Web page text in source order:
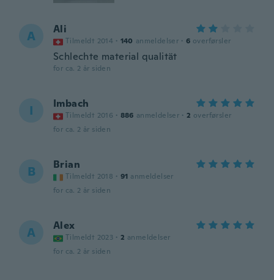
A Ali
Tilmeldt 2014 · 140 anmeldelser · 6 overførsler
Schlechte material qualität
for ca. 2 år siden
I Imbach
Tilmeldt 2016 · 886 anmeldelser · 2 overførsler
for ca. 2 år siden
B Brian
Tilmeldt 2018 · 91 anmeldelser
for ca. 2 år siden
A Alex
Tilmeldt 2023 · 2 anmeldelser
for ca. 2 år siden